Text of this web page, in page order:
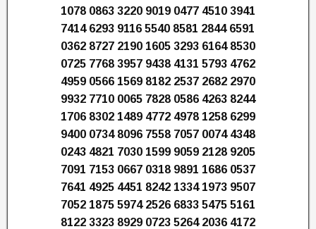
1078 0863 3220 9019 0477 4510 3941
7414 6293 9116 5540 8581 2844 6591
0362 8727 2190 1605 3293 6164 8530
0725 7768 3957 9438 4131 5793 4762
4959 0566 1569 8182 2537 2682 2970
9932 7710 0065 7828 0586 4263 8244
1706 8302 1489 4772 4978 1258 6299
9400 0734 8096 7558 7057 0074 4348
0243 4821 7030 1599 9059 2128 9205
7091 7153 0667 0318 9891 1686 0537
7641 4925 4451 8242 1334 1973 9507
7052 1875 5974 2526 6833 5475 5161
8122 3323 8929 0723 5264 2036 4172